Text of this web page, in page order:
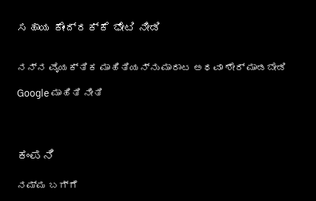
ಸಹಾಯ ಕೇಂದ್ರಕ್ಕೆ ಭೇಟಿ ನೀಡಿ
ನನ್ನ ವೈಯಕ್ತಿಕ ಮಾಹಿತಿಯನ್ನು ಮಾರಾಟ ಅಥವಾ ಶೇರ್‌ ಮಾಡಬೇಡಿ
Google ಮಾಹಿತಿ ನೀತಿ
ಕಂಪನಿ
ನಮ್ಮ ಬಗ್ಗೆ